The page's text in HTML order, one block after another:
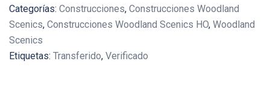
Categorías: Construcciones, Construcciones Woodland
Scenics, Construcciones Woodland Scenics HO, Woodland
Scenics
Etiquetas: Transferido, Verificado